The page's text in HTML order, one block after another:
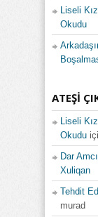
Liseli
Okudu
ATEŞI
Liseli
Okudu
Dar
Xuliqan
Tehdit
murad